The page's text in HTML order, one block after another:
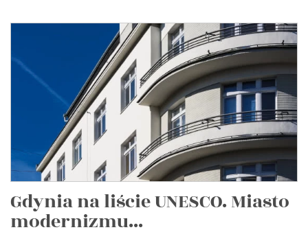
Gdynia na liście UNESCO. Miasto
modernizmu...